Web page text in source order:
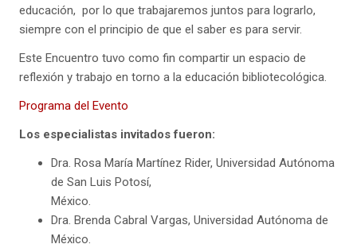
educación, por lo que trabajaremos juntos para lograrlo,
siempre con el principio de que el saber es para servir.
Este Encuentro tuvo como fin compartir un espacio de
reflexión y trabajo en torno a la educación bibliotecológica.
Programa del Evento
Los especialistas invitados fueron:
Dra. Rosa María Martínez Rider, Universidad Autónoma
de San Luis Potosí,
México.
Dra. Brenda Cabral Vargas, Universidad Autónoma de
México.